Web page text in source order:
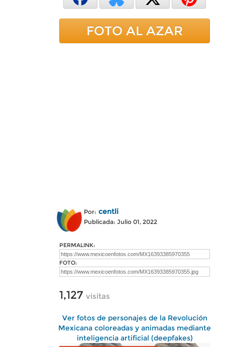
FOTO AL AZAR
Por: centli
Publicada: Julio 01, 2022
PERMALINK:
FOTO:
1,127 visitas
Ver fotos de personajes de la Revolución
Mexicana coloreadas y animadas mediante
inteligencia artificial (deepfakes)